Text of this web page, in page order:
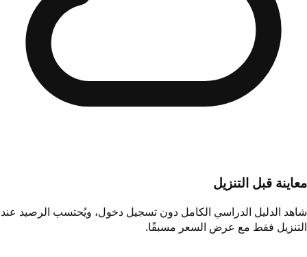
معاينة قبل التنزيل
شاهد الدليل الدراسي الكامل دون تسجيل دخول، ويُحتسب الرصيد عند
التنزيل فقط مع عرض السعر مسبقًا.